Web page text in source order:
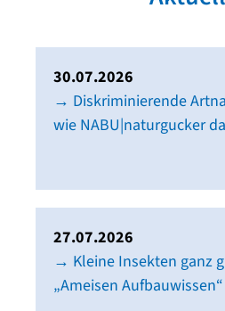
30.07.2026
→ Diskriminierende
wie NABU|naturgucker
27.07.2026
→ Kleine Insekten ganz
„Ameisen